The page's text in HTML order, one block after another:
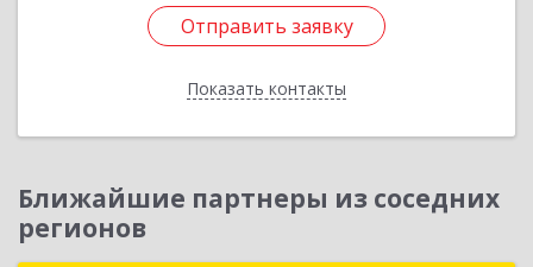
Отправить заявку
Показать контакты
Отправить заявку
Назад
Ближайшие партнеры из соседних
регионов